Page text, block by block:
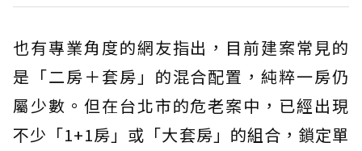
也有專業角度的網友指出，目前建案常見的
是「二房＋套房」的混合配置，純粹一房仍
屬少數。但在台北市的危老案中，已經出現
不少「1+1房」或「大套房」的組合，鎖定單